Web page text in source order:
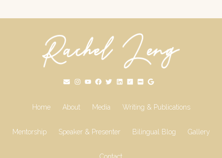
Home About Media Writing & Publications
Mentorship Speaker & Presenter Bilingual Blog Gallery